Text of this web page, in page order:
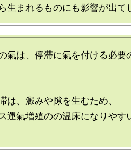
氣は、停滞に氣を付ける必要
は、澱みや隙を生むため、
運氣増殖のの温床になりやす